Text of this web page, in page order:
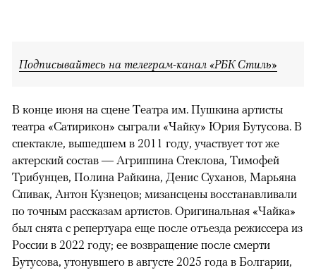
Подписывайтесь на телеграм-канал «РБК Стиль»
В конце июня на сцене Театра им. Пушкина артисты
театра «Сатирикон» сыграли «Чайку» Юрия Бутусова. В
спектакле, вышедшем в 2011 году, участвует тот же
актерский состав — Агриппина Стеклова, Тимофей
Трибунцев, Полина Райкина, Денис Суханов, Марьяна
Спивак, Антон Кузнецов; мизансцены восстанавливали
по точным рассказам артистов. Оригинальная «Чайка»
был снята с репертуара еще после отъезда режиссера из
России в 2022 году; ее возвращение после смерти
Бутусова, утонувшего в августе 2025 года в Болгарии,